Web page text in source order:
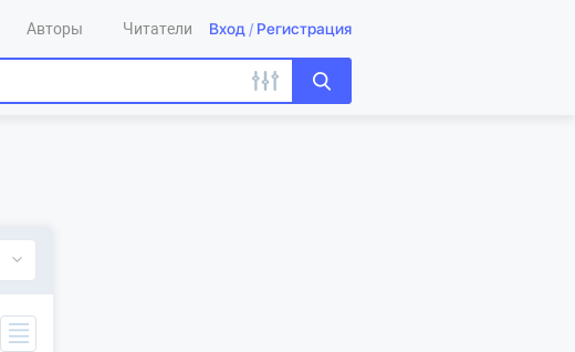
Авторы Читатели Вход / Регистрация